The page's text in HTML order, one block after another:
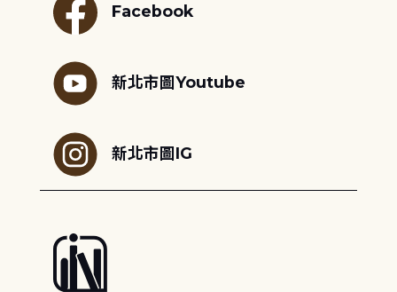
Facebook
新北市圖Youtube
新北市圖IG